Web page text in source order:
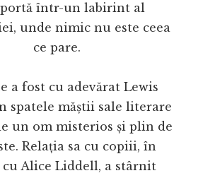
într-un labirint al
unde nimic nu este ceea
ce pare.
a fost cu adevărat Lewis
spatele măștii sale literare
un om misterios și plin de
Relația sa cu copiii, în
cu Alice Liddell, a stârnit